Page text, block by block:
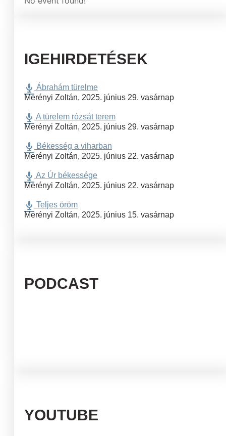
IGEHIRDETÉSEK
Ábrahám türelme
Merényi Zoltán, 2025. június 29. vasárnap
A türelem rózsát terem
Merényi Zoltán, 2025. június 29. vasárnap
Békesség a viharban
Merényi Zoltán, 2025. június 22. vasárnap
Az Úr békessége
Merényi Zoltán, 2025. június 22. vasárnap
Teljes öröm
Merényi Zoltán, 2025. június 15. vasárnap
PODCAST
YOUTUBE